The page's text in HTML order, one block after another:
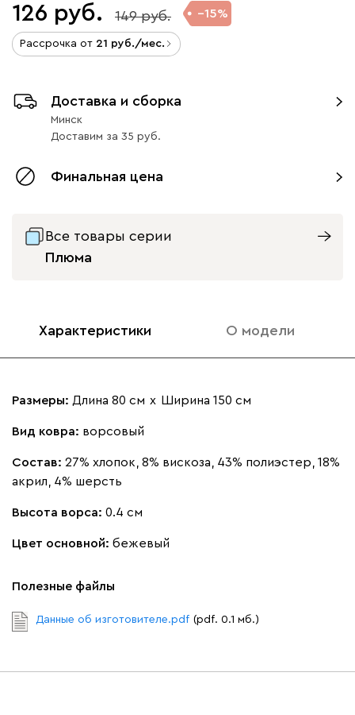
126 149 15
Рассрочка от 21 /мес.
Доставка и сборка
Минск
Доставим за 35
Финальная цена
Все товары серии
Плюма
Характеристики О модели
Размеры: Длина 80 см х Ширина 150 см
Вид ковра: ворсовый
Состав: 27% хлопок, 8% вискоза, 43% полиэстер, 18%
акрил, 4% шерсть
Высота ворса: 0.4 см
Цвет основной: бежевый
Полезные файлы
Данные об изготовителе.pdf (pdf. 0.1 мб.)